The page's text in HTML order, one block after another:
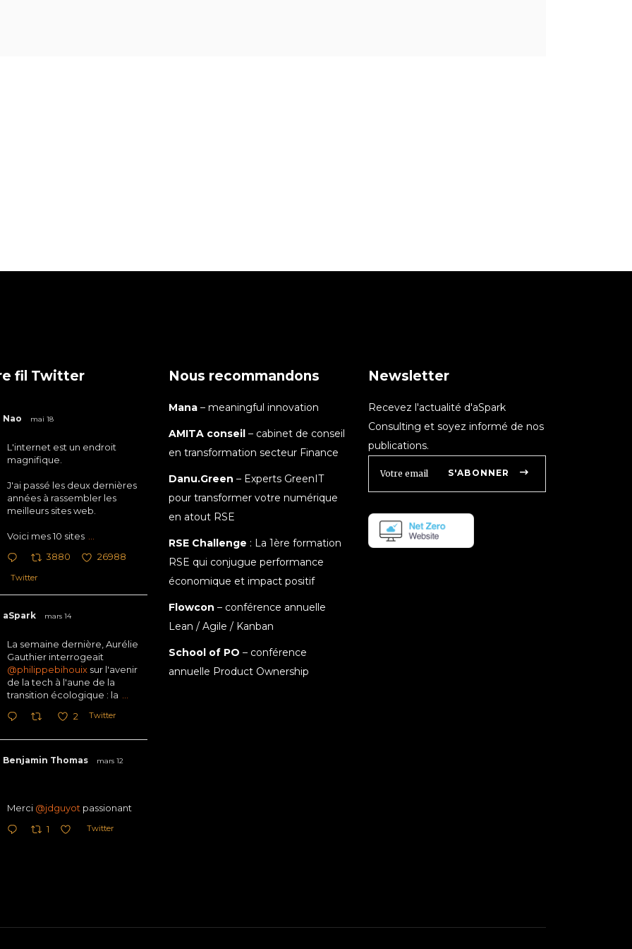
fil Twitter
Nao mai 18
L'internet est un endroit
magnifique.
J'ai passé les deux dernières
années à rassembler les
meilleurs sites web.
Voici mes 10 sites
3880 26988
Twitter
aSpark mars 14
La semaine dernière, Aurélie
Gauthier interrogeait
@philippebihouixsur l'avenir
de la tech à l'aune de la
transition écologique : la ...
2 Twitter
Benjamin Thomas mars 12
Merci @jdguyotpassionant
1 Twitter
Nous recommandons
Mana – meaningful innovation
AMITA conseil – cabinet de conseil
en transformation secteur Finance
Danu.Green – Experts GreenIT
pour transformer votre numérique
en atout RSE
RSE Challenge : La 1ère formation
RSE qui conjugue performance
économique et impact positif
Flowcon – conférence annuelle
Lean / Agile / Kanban
School of PO – conférence
annuelle Product Ownership
Newsletter
Recevez l'actualité d'aSpark
Consulting et soyez informé de nos
publications.
S'ABONNER